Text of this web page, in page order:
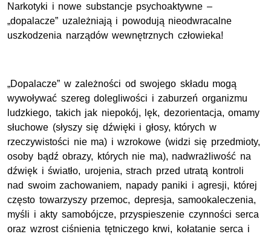
Narkotyki i nowe substancje psychoaktywne –
„dopalacze” uzależniają i powodują nieodwracalne
uszkodzenia narządów wewnętrznych człowieka!
„Dopalacze” w zależności od swojego składu mogą
wywoływać szereg dolegliwości i zaburzeń organizmu
ludzkiego, takich jak niepokój, lęk, dezorientacja, omamy
słuchowe (słyszy się dźwięki i głosy, których w
rzeczywistości nie ma) i wzrokowe (widzi się przedmioty,
osoby bądź obrazy, których nie ma), nadwrażliwość na
dźwięk i światło, urojenia, strach przed utratą kontroli
nad swoim zachowaniem, napady paniki i agresji, której
często towarzyszy przemoc, depresja, samookaleczenia,
myśli i akty samobójcze, przyspieszenie czynności serca
oraz wzrost ciśnienia tętniczego krwi, kołatanie serca i